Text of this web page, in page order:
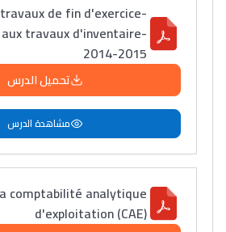
de fin d'exercice-
travaux d'inventaire-
2014-2015
تحميل الدرس
مشاهدة الدرس
comptabilité analytique
d'exploitation (CAE)